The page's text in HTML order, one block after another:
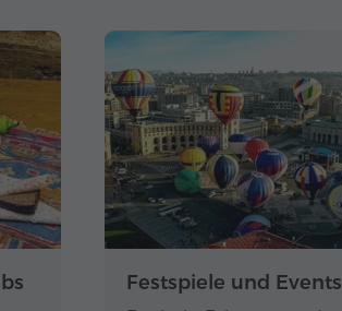
Festspiele und Events